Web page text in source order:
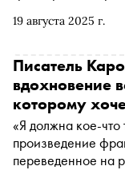
19 августа 2025 г.
фетишах
вины в человеке
правдой и
преступлениях, на
психоанализе,
желания и
Писатель
вдохновение
которому
«Я должна кое-что
произведение
переведенное на